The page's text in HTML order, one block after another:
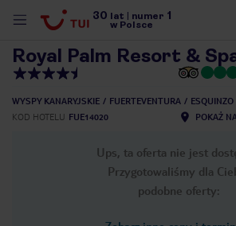
30 lat numer 1
w Polsce
Royal Palm Resort &
WYSPY KANARYJSKIE FUERTEVENTURA
ESQUINZO
KOD HOTELU FUE14020 POKAŻ
Ups, ta oferta nie jest
Przygotowaliśmy dla
podobne oferty: